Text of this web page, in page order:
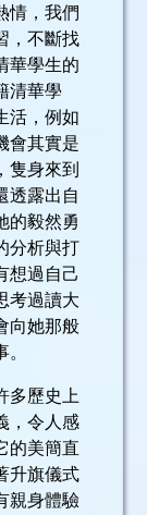
情，我們
，不斷找
華學生的
清華學
活，例如
會其實是
隻身來到
透露出自
的毅然勇
分析與打
想過自己
考過讀大
向她那般
多歷史上
，令人感
的美簡直
升旗儀式
親身體驗